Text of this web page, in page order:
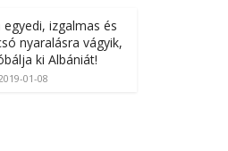
egyedi, izgalmas és
nyaralásra vágyik,
ki Albániát!
01-08